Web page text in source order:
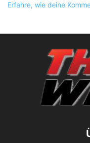
Erfahre, wie deine